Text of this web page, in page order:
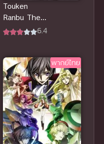
Touken
Ranbu The
Movie โทเคน
ไทย ดาบหล่อ
6.4
พากย์ไทย